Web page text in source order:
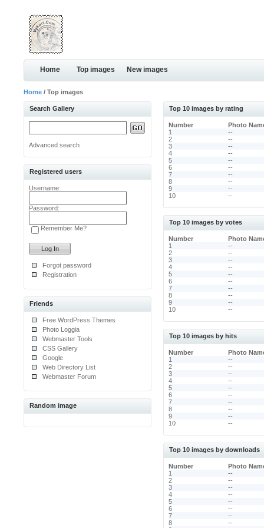
Home Top images New images
Home / Top images
Search Gallery
Advanced search
Registered users
Username:
Password:
Remember Me?
Forgot password
Registration
Friends
Free WordPress Themes
Photo Loggia
Webmaster Tools
CSS Gallery
Google
Web Directory List
Webmaster Forum
Random image
Top 10 images by rating
Number Photo
1
--
2
--
3
--
4
--
5
--
6
--
7
--
8
--
9
--
10
--
Top 10 images by votes
Number Photo
1
--
2
--
3
--
4
--
5
--
6
--
7
--
8
--
9
--
10
--
Top 10 images by hits
Number Photo
1
--
2
--
3
--
4
--
5
--
6
--
7
--
8
--
9
--
10
--
Top 10 images by downloads
Number Photo
1
--
2
--
3
--
4
--
5
--
6
--
7
--
8
--